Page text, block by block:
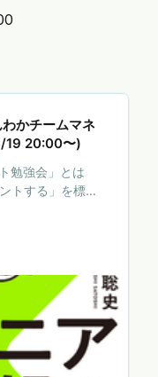
かチームマネ
19 20:00〜)
勉強会」とは
トする」を標語
ムのメンバー、
す。 # 講演概要
の低下は、リー
そんな育成に悩
ェアチームを支
学び、安心、特